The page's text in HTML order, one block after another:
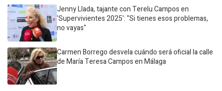
Jenny Llada, tajante con Terelu Campos en
'Supervivientes 2025': "Si tienes esos problemas,
no vayas"
Carmen Borrego desvela cuándo será oficial la calle
de María Teresa Campos en Málaga